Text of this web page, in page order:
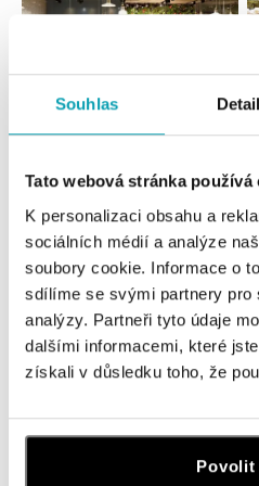
Souhlas
Tato webová stránka používá
K personalizaci obsahu a
sociálních médií a analýze
soubory cookie. Informace o
sdílíme se svými partnery pro
analýzy. Partneři tyto údaje
dalšími informacemi, které
získali v důsledku toho, že
Povolit
Všechny Česko
ALOve OC Nový
Plzeňská 8, 150 00 Praha 5 -
tel.: +420736509250
zítra otevřeno od 09:00
ALOve OC Olympia,
U Dálnice 777, 664 42 Brno
tel.: +420604389337
ALOve Westfield Černý